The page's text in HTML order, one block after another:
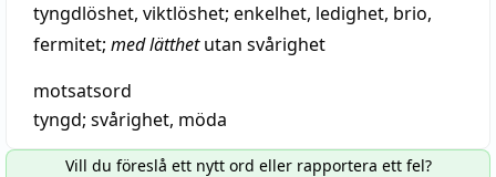
tyngdlöshet, viktlöshet; enkelhet, ledighet, brio,
fermitet; med lätthet utan svårighet
motsatsord
tyngd; svårighet, möda
Vill du föreslå ett nytt ord eller rapportera ett fel?